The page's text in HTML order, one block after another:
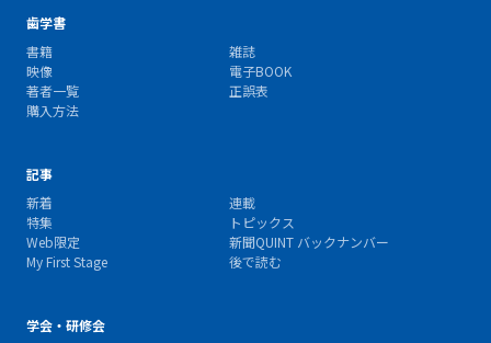
歯学書
書籍
雑誌
映像
電子BOOK
著者一覧
正誤表
購入方法
記事
新着
連載
特集
トピックス
Web限定
新聞QUINT バックナンバー
My First Stage
後で読む
学会・研修会